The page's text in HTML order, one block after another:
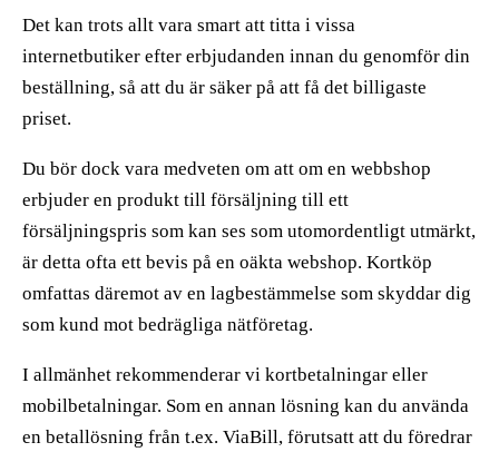
Det kan trots allt vara smart att titta i vissa
internetbutiker efter erbjudanden innan du genomför din
beställning, så att du är säker på att få det billigaste
priset.
Du bör dock vara medveten om att om en webbshop
erbjuder en produkt till försäljning till ett
försäljningspris som kan ses som utomordentligt utmärkt,
är detta ofta ett bevis på en oäkta webshop. Kortköp
omfattas däremot av en lagbestämmelse som skyddar dig
som kund mot bedrägliga nätföretag.
I allmänhet rekommenderar vi kortbetalningar eller
mobilbetalningar. Som en annan lösning kan du använda
en betallösning från t.ex. ViaBill, förutsatt att du föredrar